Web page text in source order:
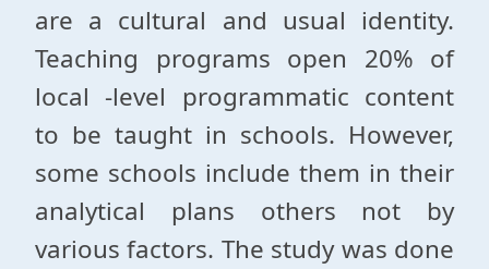
are a cultural and usual identity.
Teaching programs open 20% of
local -level programmatic content
to be taught in schools. However,
some schools include them in their
analytical plans others not by
various factors. The study was done